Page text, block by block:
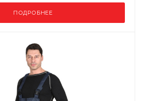
ПОДРОБНЕЕ